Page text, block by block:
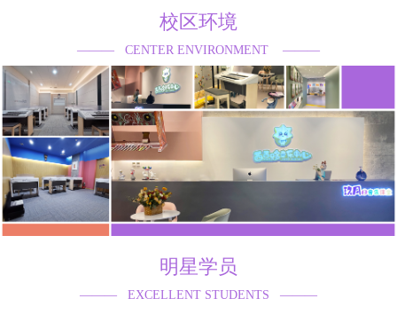
校区环境
——— CENTER ENVIRONMENT ———
明星学员
——— EXCELLENT STUDENTS ———